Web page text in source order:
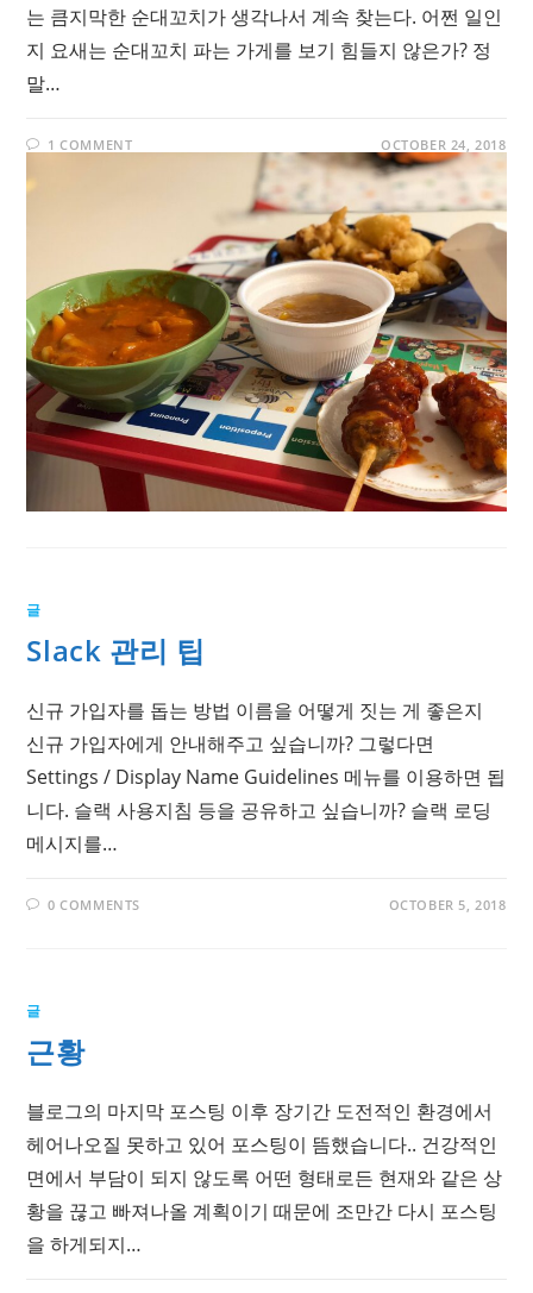
는 큼지막한 순대꼬치가 생각나서 계속 찾는다. 어쩐 일인
지 요새는 순대꼬치 파는 가게를 보기 힘들지 않은가? 정
말…
1 COMMENT OCTOBER 24, 2018
글
Slack 관리 팁
신규 가입자를 돕는 방법 이름을 어떻게 짓는 게 좋은지
신규 가입자에게 안내해주고 싶습니까? 그렇다면
Settings / Display Name Guidelines 메뉴를 이용하면 됩
니다. 슬랙 사용지침 등을 공유하고 싶습니까? 슬랙 로딩
메시지를…
0 COMMENTS OCTOBER 5, 2018
글
근황
블로그의 마지막 포스팅 이후 장기간 도전적인 환경에서
헤어나오질 못하고 있어 포스팅이 뜸했습니다.. 건강적인
면에서 부담이 되지 않도록 어떤 형태로든 현재와 같은 상
황을 끊고 빠져나올 계획이기 때문에 조만간 다시 포스팅
을 하게되지…